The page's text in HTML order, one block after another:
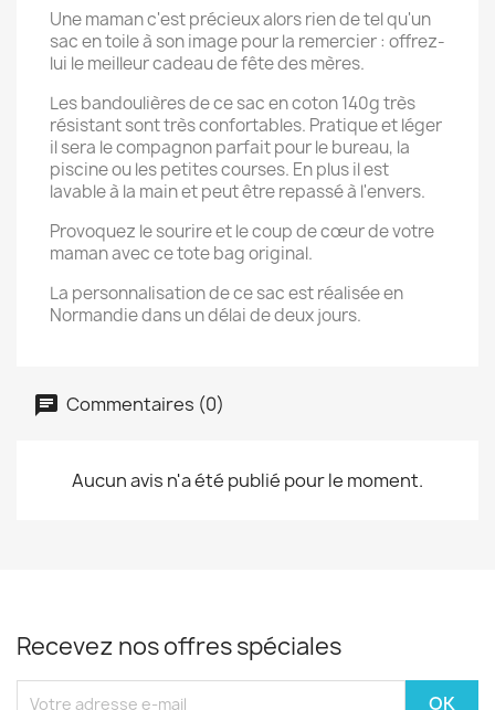
Une maman c'est précieux alors rien de tel qu'un
sac en toile à son image pour la remercier : offrez-
lui le meilleur cadeau de fête des mères.
Les bandoulières de ce sac en coton 140g très
résistant sont très confortables. Pratique et léger
il sera le compagnon parfait pour le bureau, la
piscine ou les petites courses. En plus il est
lavable à la main et peut être repassé à l'envers.
Provoquez le sourire et le coup de cœur de votre
maman avec ce tote bag original.
La personnalisation de ce sac est réalisée en
Normandie dans un délai de deux jours.
Commentaires (0)
Aucun avis n'a été publié pour le moment.
Recevez nos offres spéciales